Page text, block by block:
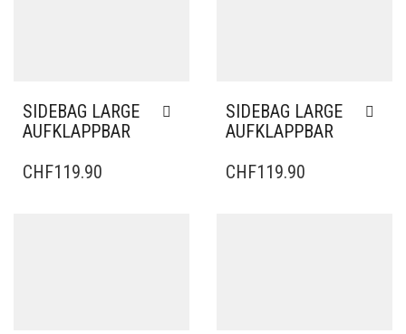
SIDEBAG LARGE
AUFKLAPPBAR
CHF119.90
SIDEBAG LARGE
AUFKLAPPBAR
CHF119.90